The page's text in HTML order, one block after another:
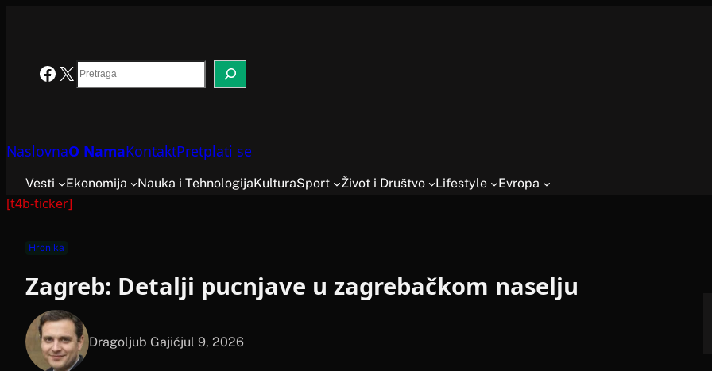
Facebook
X Search
NaslovnaO NamaKontaktPretplati se
Vesti Ekonomija Nauka i TehnologijaKulturaSport Život i Društvo Lifestyle Evropa
[t4b-ticker]
Hronika
Zagreb: Detalji pucnjave u zagrebačkom naselju
Dragoljub Gajićjul 9, 2026